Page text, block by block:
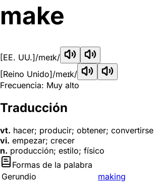
make
[EE. UU.]/meɪk/
[Reino Unido]/meɪk/
Frecuencia: Muy alto
Traducción
vt. hacer; producir; obtener; convertirse
vi. empezar; crecer
n. producción; estilo; físico
Formas de la palabra
Gerundio
making